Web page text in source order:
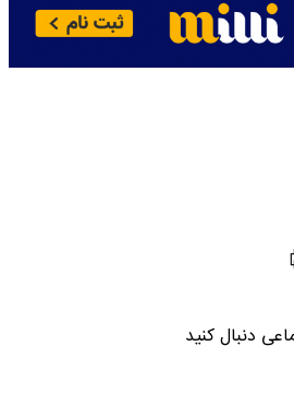
دنبال کنید